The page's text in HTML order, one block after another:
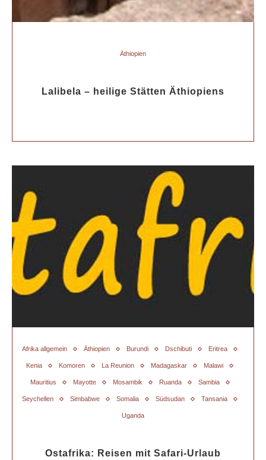
Äthiopien
Lalibela – heilige Stätten Äthiopiens
Afrika allgemein Äthiopien Burundi Dschibuti Eritrea
Kenia Komoren La Reunion Madagaskar Malawi
Mauritius Mayotte Mosambik Ruanda Sambia
Seychellen Simbabwe Somalia Südsudan Tansania
Uganda
Ostafrika: Reisen mit Safari-Urlaub